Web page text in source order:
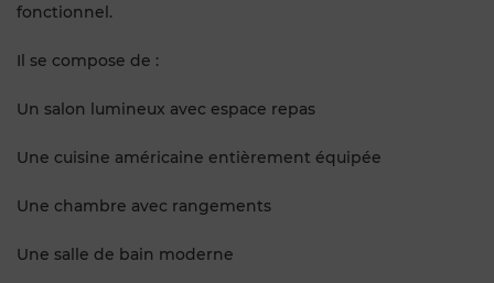
fonctionnel.
Il se compose de :
Un salon lumineux avec espace repas
Une cuisine américaine entièrement équipée
Une chambre avec rangements
Une salle de bain moderne